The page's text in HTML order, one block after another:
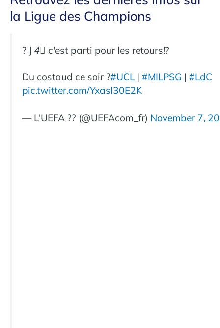
la Ligue des Champions
? J 4⃣ c'est parti pour les retours!?
Du costaud ce soir ?#UCL| #MILPSG | #LdC
pic.twitter.com/Yxasl30E2K
— L'UEFA ?? (@UEFAcom_fr) November 7,